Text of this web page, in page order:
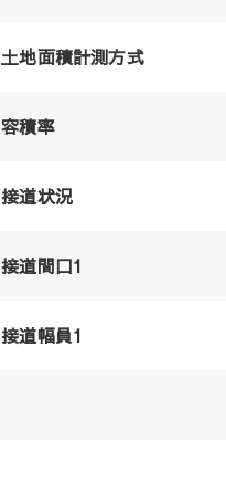
土地面積計測方式
容積率
接道状況
接道間口1
接道幅員1